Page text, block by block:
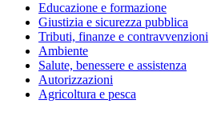
Educazione e formazione
Giustizia e sicurezza pubblica
Tributi, finanze e contravvenzioni
Ambiente
Salute, benessere e assistenza
Autorizzazioni
Agricoltura e pesca